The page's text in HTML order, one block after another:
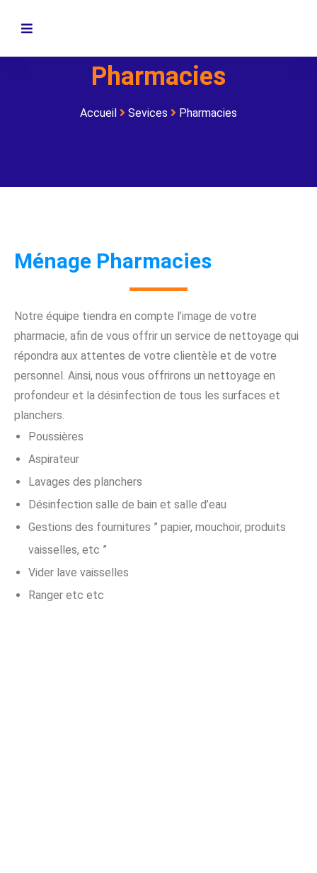
Pharmacies
Accueil Sevices Pharmacies
Ménage Pharmacies
Notre équipe tiendra en compte l’image de votre
pharmacie, afin de vous offrir un service de nettoyage qui
répondra aux attentes de votre clientèle et de votre
personnel. Ainsi, nous vous offrirons un nettoyage en
profondeur et la désinfection de tous les surfaces et
planchers.
Poussières
Aspirateur
Lavages des planchers
Désinfection salle de bain et salle d’eau
Gestions des fournitures ” papier, mouchoir, produits
vaisselles, etc ”
Vider lave vaisselles
Ranger etc etc